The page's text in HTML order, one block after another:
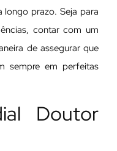
prazo. Seja para
contar com um
de assegurar que
sempre em perfeitas
Doutor